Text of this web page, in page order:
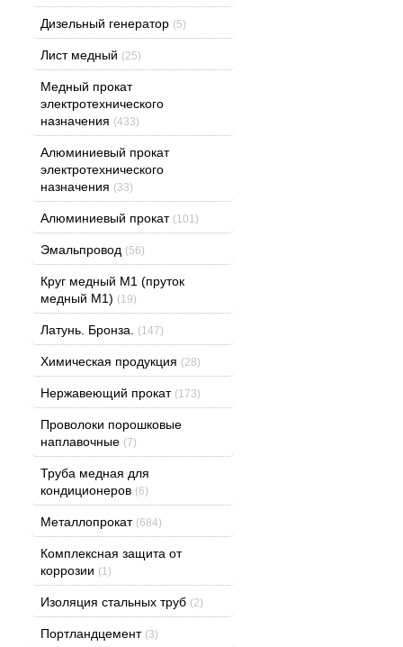
Дизельный генератор (5)
Лист медный (25)
Медный прокат
электротехнического
назначения (433)
Алюминиевый прокат
электротехнического
назначения (33)
Алюминиевый прокат (101)
Эмальпровод (56)
Круг медный М1 (пруток
медный М1) (19)
Латунь. Бронза. (147)
Химическая продукция (28)
Нержавеющий прокат (173)
Проволоки порошковые
наплавочные (7)
Труба медная для
кондиционеров (6)
Металлопрокат (684)
Комплексная защита от
коррозии (1)
Изоляция стальных труб (2)
Портландцемент (3)